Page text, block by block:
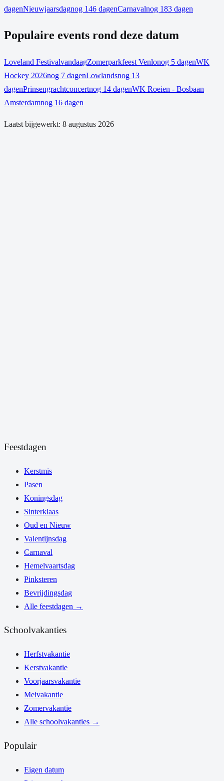
dagenNieuwjaarsdagnog 146 dagenCarnavalnog 183 dagen
Populaire events rond deze datum
Loveland FestivalvandaagZomerparkfeest Venlonog 5 dagenWK
Hockey 2026nog 7 dagenLowlandsnog 13
dagenPrinsengrachtconcertnog 14 dagenWK Roeien - Bosbaan
Amsterdamnog 16 dagen
Laatst bijgewerkt: 8 augustus 2026
Feestdagen
Kerstmis
Pasen
Koningsdag
Sinterklaas
Oud en Nieuw
Valentijnsdag
Carnaval
Hemelvaartsdag
Pinksteren
Bevrijdingsdag
Alle feestdagen →
Schoolvakanties
Herfstvakantie
Kerstvakantie
Voorjaarsvakantie
Meivakantie
Zomervakantie
Alle schoolvakanties →
Populair
Eigen datum